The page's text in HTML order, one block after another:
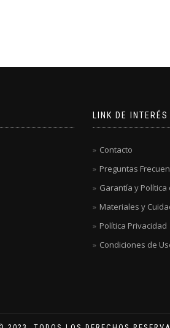
LINK DE INTERÉS
Contacto
Preguntas
Garantía y Política
Materiales y
Política Privacidad
Condiciones de